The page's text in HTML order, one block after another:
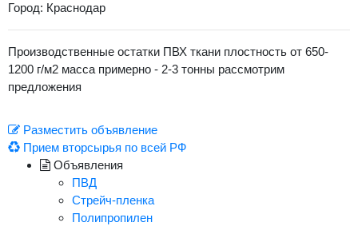
Город: Краснодар
Производственные остатки ПВХ ткани плостность от 650-
1200 г/м2 масса примерно - 2-3 тонны рассмотрим
предложения
Разместить объявление
Прием вторсырья по всей РФ
Объявления
ПВД
Стрейч-пленка
Полипропилен